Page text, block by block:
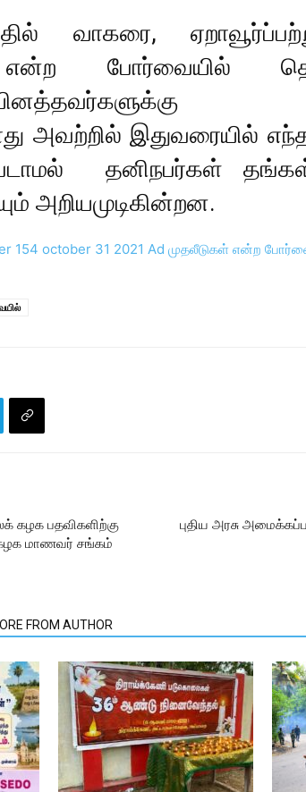
வாகரை,
என்ற போர்வையில்
அவற்றில் இதுவரையில்
தனிநபர்கள் தங்கள்
அறியமுடிகின்றன.
கழக பதவிகளிற்கு
மாணவர் சங்கம்
புதிய அரசு
FROM AUTHOR